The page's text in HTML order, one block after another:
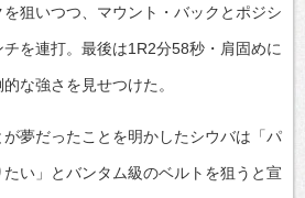
狙いつつ、マウント・バックとポジシ
を連打。最後は1R2分58秒・肩固めに
な強さを見せつけた。
夢だったことを明かしたシウバは「パ
い」とバンタム級のベルトを狙うと宣